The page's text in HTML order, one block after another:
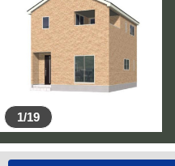
見学当日は、店舗へご来
しいただいても良いです。
電車でお越しの際は、無
◎すぐ見たい！相談したい
025-201-8562へすぐお電
◎日時を指定したい！
ご見学の際は「見学予約
リック！！
1/19